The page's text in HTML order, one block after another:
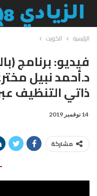
الرئيسية الكويت
فيديو: برنامج
د.أحمد نبيل
ذاتي التنظيف
14 نوفمبر 2019
مشاركة